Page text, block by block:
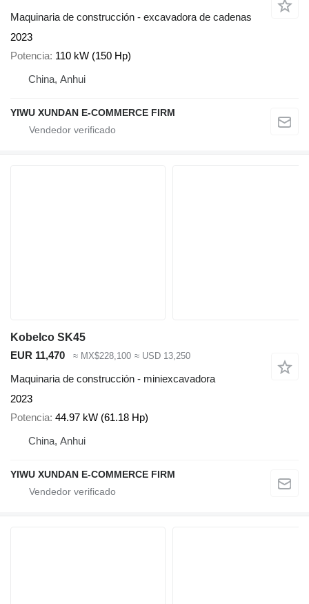
Maquinaria de construcción - excavadora de cadenas
2023
Potencia 110 kW (150 Hp)
China, Anhui
YIWU XUNDAN E-COMMERCE FIRM
Kobelco SK45
EUR 11,470
≈ MX$228,100 ≈ USD 13,250
Maquinaria de construcción - miniexcavadora
2023
Potencia 44.97 kW (61.18 Hp)
China, Anhui
YIWU XUNDAN E-COMMERCE FIRM